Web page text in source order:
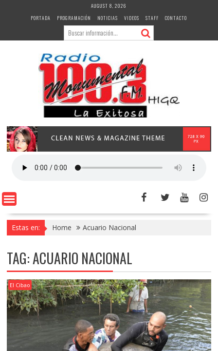
AUGUST 8, 2026
PORTADA
PROGRAMACIÓN NOTICIAS VIDEOS STAFF CONTACTO
Estas en: Home Acuario Nacional
TAG:ACUARIO NACIONAL
El Cibao